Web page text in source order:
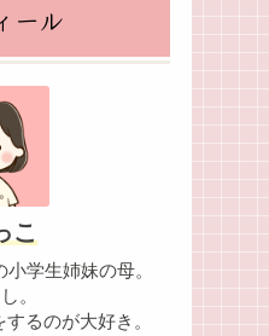
ール
こ
学生姉妹の母。
。
るのが大好き。